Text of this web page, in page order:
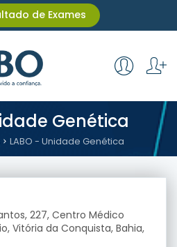
de Exames
Genética
LABO - Unidade Genética
227, Centro Médico
Vitória da Conquista, Bahia,